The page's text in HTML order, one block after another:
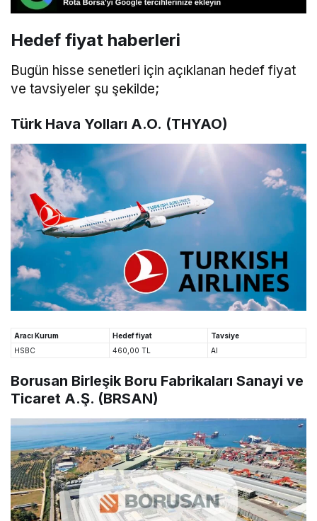
Hedef fiyat haberleri
Bugün hisse senetleri için açıklanan hedef fiyat
ve tavsiyeler şu şekilde;
Türk Hava Yolları A.O. (THYAO)
Aracı Kurum Hedef fiyat
Tavsiye
HSBC
460,00 TL Al
Borusan Birleşik Boru Fabrikaları Sanayi ve
Ticaret A.Ş. (BRSAN)